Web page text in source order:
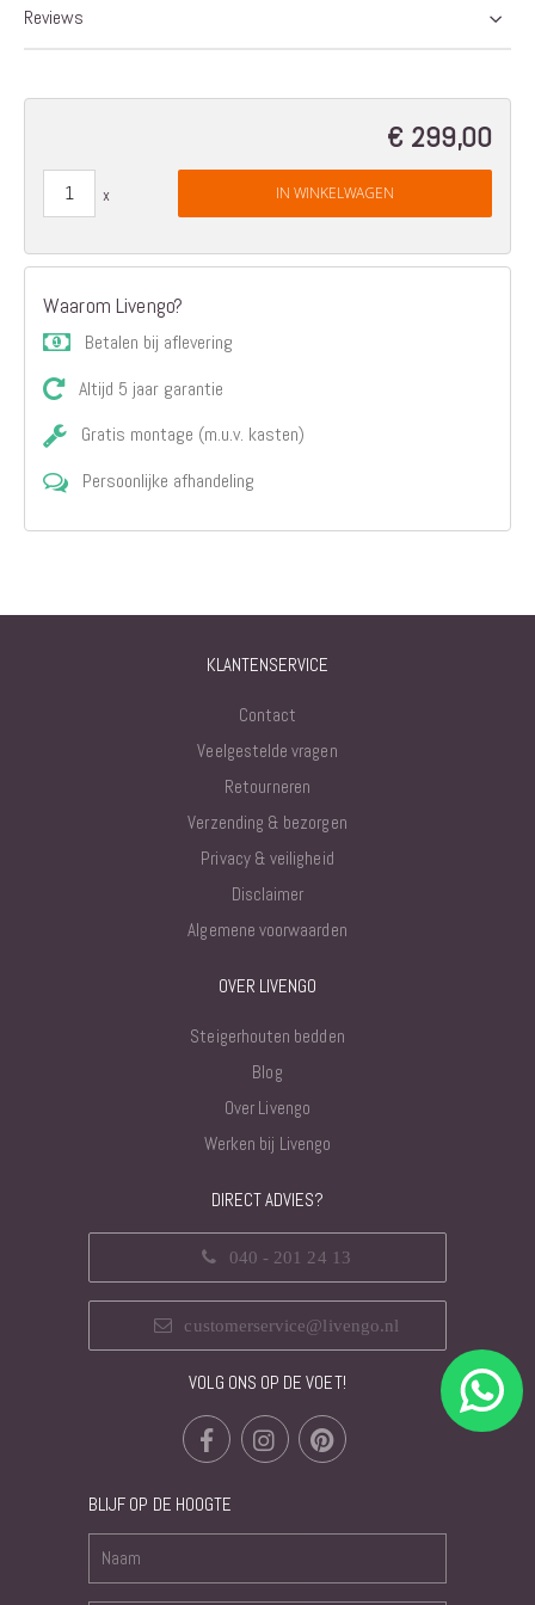
Reviews
€ 299,00
IN WINKELWAGEN
Waarom Livengo?
Betalen bij aflevering
Altijd 5 jaar garantie
Gratis montage (m.u.v. kasten)
Persoonlijke afhandeling
KLANTENSERVICE
Contact
Veelgestelde vragen
Retourneren
Verzending & bezorgen
Privacy & veiligheid
Disclaimer
Algemene voorwaarden
OVER LIVENGO
Steigerhouten bedden
Blog
Over Livengo
Werken bij Livengo
DIRECT ADVIES?
040 - 201 24 13
customerservice@livengo.nl
VOLG ONS OP DE VOET!
BLIJF OP DE HOOGTE